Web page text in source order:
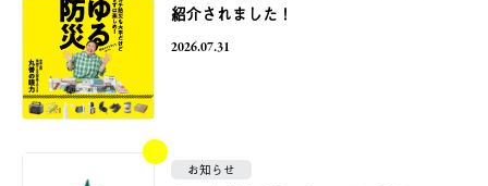
紹介されました！
2026.07.31
お知らせ